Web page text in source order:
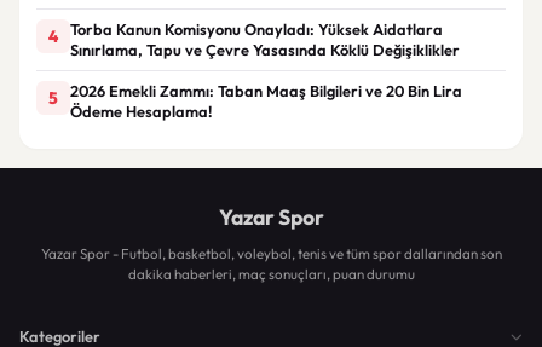
4
Torba Kanun Komisyonu Onayladı: Yüksek Aidatlara
Sınırlama, Tapu ve Çevre Yasasında Köklü Değişiklikler
5
2026 Emekli Zammı: Taban Maaş Bilgileri ve 20 Bin Lira
Ödeme Hesaplama!
Yazar Spor
Yazar Spor - Futbol, basketbol, voleybol, tenis ve tüm spor dallarından son
dakika haberleri, maç sonuçları, puan durumu
Kategoriler